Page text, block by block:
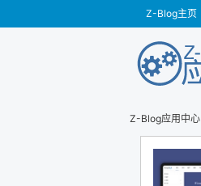
Z-Blog主页
Z-Blog应用中心